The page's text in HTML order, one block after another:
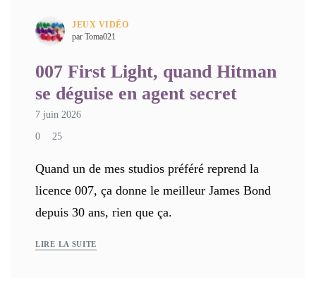
JEUX VIDÉO
par Toma021
007 First Light, quand Hitman
se déguise en agent secret
7 juin 2026
0 25
Quand un de mes studios préféré reprend la
licence 007, ça donne le meilleur James Bond
depuis 30 ans, rien que ça.
LIRE LA SUITE